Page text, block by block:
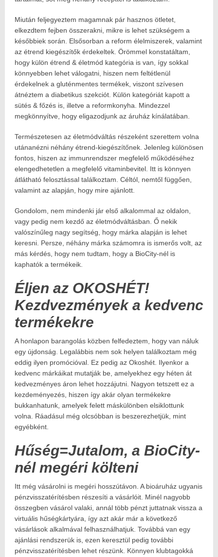
Miután feljegyeztem magamnak pár hasznos ötletet,
elkezdtem fejben összerakni, mikre is lehet szükségem a
későbbiek során. Elsősorban a reform élelmiszerek, valamint
az étrend kiegészítők érdekeltek. Örömmel konstatáltam,
hogy külön étrend & életmód kategória is van, így sokkal
könnyebben lehet válogatni, hiszen nem feltétlenül
érdekelnek a gluténmentes termékek, viszont szívesen
átnéztem a diabetikus szekciót. Külön kategóriát kapott a
sütés & főzés is, illetve a reformkonyha. Mindezzel
megkönnyítve, hogy eligazodjunk az áruház kínálatában.
Természetesen az életmódváltás részeként szerettem volna
utánanézni néhány étrend-kiegészítőnek. Jelenleg különösen
fontos, hiszen az immunrendszer megfelelő működéséhez
elengedhetetlen a megfelelő vitaminbevitel. Itt is könnyen
átlátható felosztással találkoztam. Céltól, nemtől függően,
valamint az alapján, hogy mire ajánlott.
Gondolom, nem mindenki jár első alkalommal az oldalon,
vagy pedig nem kezdő az életmódváltásban. Ő nekik
valószínűleg nagy segítség, hogy márka alapján is lehet
keresni. Persze, néhány márka számomra is ismerős volt, az
más kérdés, hogy nem tudtam, hogy a BioCity-nél is
kaphatók a termékeik.
Éljen az OKOSHÉT!
Kezdvezmények a kedvenc
termékekre
A honlapon barangolás közben felfedeztem, hogy van náluk
egy újdonság. Legalábbis nem sok helyen találkoztam még
eddig ilyen promócióval. Ez pedig az Okoshét. Ilyenkor a
kedvenc márkáikat mutatják be, amelyekhez egy héten át
kedvezményes áron lehet hozzájutni. Nagyon tetszett ez a
kezdeményezés, hiszen így akár olyan termékekre
bukkanhatunk, amelyek felett máskülönben elsiklottunk
volna. Ráadásul még olcsóbban is beszerezhetjük, mint
egyébként.
Hűség=Jutalom, a BioCity-
nél megéri költeni
Itt még vásárolni is megéri hosszútávon. A bioáruház ugyanis
pénzvisszatérítésben részesíti a vásárlóit. Minél nagyobb
összegben vásárol valaki, annál több pénzt juttatnak vissza a
virtuális hűségkártyára, így azt akár már a következő
vásárlások alkalmával felhasználhatjuk. Továbbá van egy
ajánlási rendszerük is, ezen keresztül pedig további
pénzvisszatérítésben lehet részünk. Könnyen klubtagokká